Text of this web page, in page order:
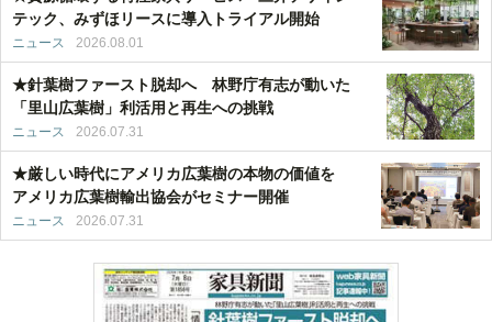
テック、みずほリースに導入トライアル開始
ニュース 2026.08.01
★針葉樹ファースト脱却へ 林野庁有志が動いた
「里山広葉樹」利活用と再生への挑戦
ニュース 2026.07.31
★厳しい時代にアメリカ広葉樹の本物の価値を
アメリカ広葉樹輸出協会がセミナー開催
ニュース 2026.07.31